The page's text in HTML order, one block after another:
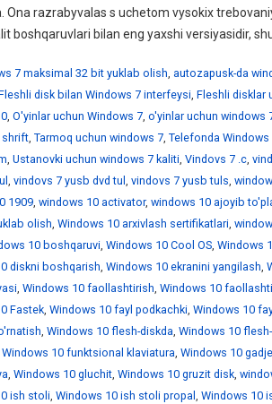
Ona razrabyvalas s uchetom vysokix
boshqaruvlari bilan eng yaxshi versiyasidir,
7 maksimal 32 bit yuklab olish, autozapusk-da
disk bilan Windows 7 interfeysi, Fleshli disklar
, O'yinlar uchun Windows 7, o'yinlar uchun windows
shrift, Tarmoq uchun windows 7, Telefonda
, Ustanovki uchun windows 7 kaliti, Vindovs 7 .c,
, vindovs 7 yusb dvd tul , vindovs 7 yusb tuls,
1909, windows 10 activator, windows 10 ajoyib
olish, Windows 10 arxivlash sertifikatlari,
10 boshqaruvi, Windows 10 Cool OS, Windows
diskni boshqarish, Windows 10 ekranini yangilash,
, Windows 10 faollashtirish, Windows 10
Fastek, Windows 10 fayl podkachki, Windows 10
, Windows 10 flesh-diskda, Windows 10
Windows 10 funktsional klaviatura, Windows 10
, Windows 10 gluchit, Windows 10 gruzit disk,
ish stoli, Windows 10 ish stoli propal , Windows 10